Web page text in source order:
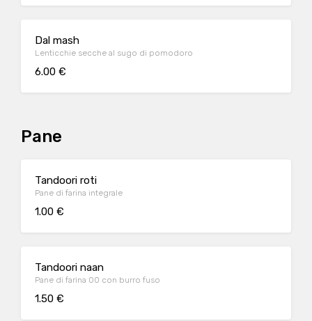
Dal mash
Lenticchie secche al sugo di pomodoro
6.00 €
Pane
Tandoori roti
Pane di farina integrale
1.00 €
Tandoori naan
Pane di farina 00 con burro fuso
1.50 €